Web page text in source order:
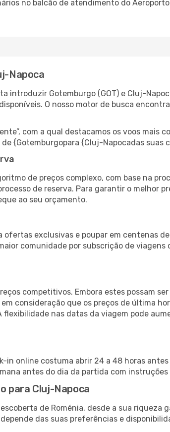
no balcão de atendimento do
Napoca
introduzir Gotemburgo (GOT) e Cluj-
O nosso motor de busca
com a qual destacamos os voos mais
{Gotemburgopara {Cluj-Napocadas suas
de preços complexo, com base na
de reserva. Para garantir o melhor
ao seu orçamento.
ofertas exclusivas e poupar em centenas
comunidade por subscrição de
competitivos. Embora estes possam
consideração que os preços de última
flexibilidade nas datas da viagem pode
in online costuma abrir 24 a 48 horas
antes do dia da partida com
para Cluj-Napoca
de Roménia, desde a sua
das suas preferências e